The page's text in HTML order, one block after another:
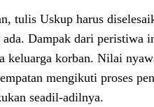
tulis Uskup harus
Dampak dari peristiwa
keluarga korban. Nilai
mengikuti proses
seadil-adilnya.